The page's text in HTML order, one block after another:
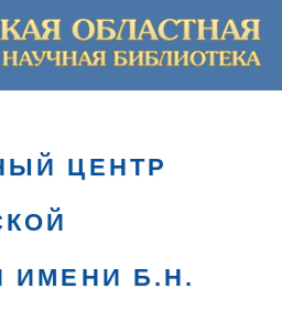
ЦЕНТР
ИМЕНИ Б.Н.